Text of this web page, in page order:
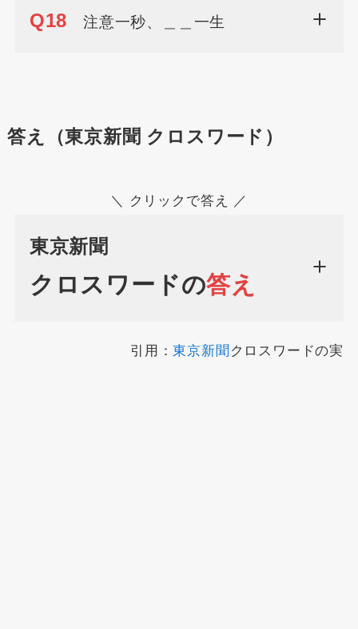
Q18 注意一秒、＿＿一生
答え（東京新聞 クロスワード）
＼ クリックで答え ／
東京新聞
クロスワードの答え
引用：東京新聞 クロスワードの実